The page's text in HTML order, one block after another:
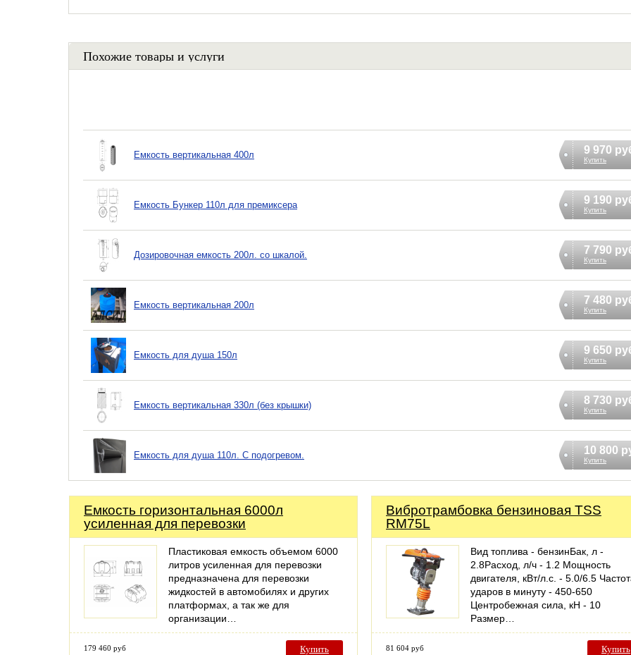
Похожие товары и услуги
Емкость вертикальная 400л 9 970
Купить
Емкость Бункер 110л для премиксера 9 190
Купить
Дозировочная емкость 200л. со шкалой. 7 790
Купить
Емкость вертикальная 200л 7 480
Купить
Емкость для душа 150л 9 650
Купить
Емкость вертикальная 330л (без крышки) 8 730
Купить
Емкость для душа 110л. С подогревом. 10 800
Купить
Емкость горизонтальная 6000л
усиленная для перевозки
Пластиковая емкость объемом 6000
литров усиленная для перевозки
предназначена для перевозки
жидкостей в автомобилях и других
платформах, а так же для
организации…
179 460 руб Купить
Вибротрамбовка бензиновая TSS
RM75L
Вид топлива - бензинБак, л -
2.8Расход, л/ч - 1.2 Мощность
двигателя, кВт/л.с. - 5.0/6.5
ударов в минуту - 450-650
Центробежная сила, кН - 10
Размер…
81 604 руб Купить